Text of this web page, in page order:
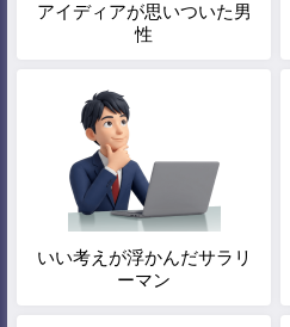
アイディアが思いついた男
性
いい考えが浮かんだサラリ
ーマン